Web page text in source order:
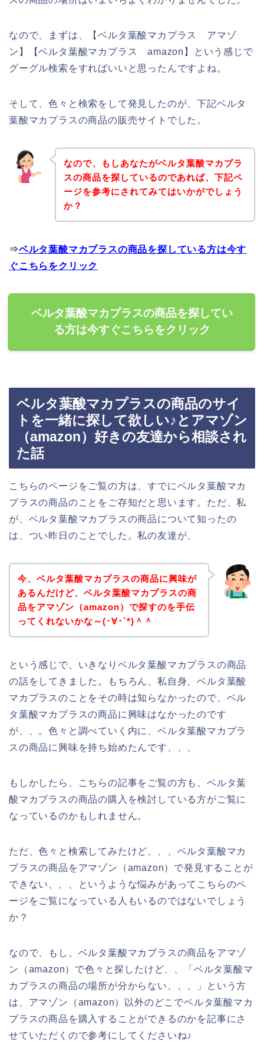
なので、まずは、【ベルタ葉酸マカプラス アマゾ
ン】【ベルタ葉酸マカプラス amazon】という感じで
グーグル検索をすればいいと思ったんですよね。
そして、色々と検索をして発見したのが、下記ベルタ
葉酸マカプラスの商品の販売サイトでした。
なので、もしあなたがベルタ葉酸マカプラ
スの商品を探しているのであれば、下記ペ
ージを参考にされてみてはいかがでしょう
か？
⇒ベルタ葉酸マカプラスの商品を探している方は今す
ぐこちらをクリック
ベルタ葉酸マカプラスの商品を探してい
る方は今すぐこちらをクリック
ベルタ葉酸マカプラスの商品のサイ
トを一緒に探して欲しい♪とアマゾン
（amazon）好きの友達から相談され
た話
こちらのページをご覧の方は、すでにベルタ葉酸マカ
プラスの商品のことをご存知だと思います。ただ、私
が、ベルタ葉酸マカプラスの商品について知ったの
は、つい昨日のことでした。私の友達が、
今、ベルタ葉酸マカプラスの商品に興味が
あるんだけど、ベルタ葉酸マカプラスの商
品をアマゾン（amazon）で探すのを手伝
ってくれないかな～(･∀･`*)＾＾
という感じで、いきなりベルタ葉酸マカプラスの商品
の話をしてきました。もちろん、私自身、ベルタ葉酸
マカプラスのことをその時は知らなかったので、ベル
タ葉酸マカプラスの商品に興味はなかったのです
が、、。色々と調べていく内に、ベルタ葉酸マカプラ
スの商品に興味を持ち始めたんです、、、
もしかしたら、こちらの記事をご覧の方も、ベルタ葉
酸マカプラスの商品の購入を検討している方がご覧に
なっているのかもしれません。
ただ、色々と検索してみたけど、、、ベルタ葉酸マカ
プラスの商品をアマゾン（amazon）で発見することが
できない、、、というような悩みがあってこちらのペ
ージをご覧になっている人もいるのではないでしょう
か？
なので、もし、ベルタ葉酸マカプラスの商品をアマゾ
ン（amazon）で色々と探したけど、、「ベルタ葉酸マ
カプラスの商品の場所が分からない、、、」という方
は、アマゾン（amazon）以外のどこでベルタ葉酸マカ
プラスの商品を購入することができるのかを記事にさ
せていただくので参考にしてくださいね♪